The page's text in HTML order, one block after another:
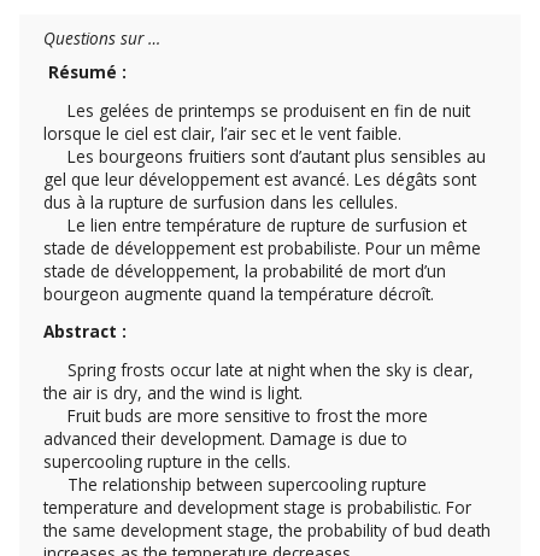
Questions sur …
Résumé :
Les gelées de printemps se produisent en fin de nuit
lorsque le ciel est clair, l’air sec et le vent faible.
Les bourgeons fruitiers sont d’autant plus sensibles au
gel que leur développement est avancé. Les dégâts sont
dus à la rupture de surfusion dans les cellules.
Le lien entre température de rupture de surfusion et
stade de développement est probabiliste. Pour un même
stade de développement, la probabilité de mort d’un
bourgeon augmente quand la température décroît.
Abstract :
Spring frosts occur late at night when the sky is clear,
the air is dry, and the wind is light.
Fruit buds are more sensitive to frost the more
advanced their development. Damage is due to
supercooling rupture in the cells.
The relationship between supercooling rupture
temperature and development stage is probabilistic. For
the same development stage, the probability of bud death